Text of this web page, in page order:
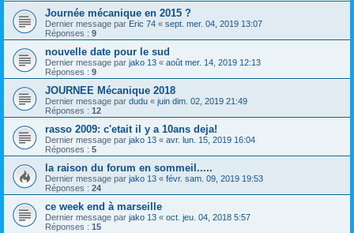
Journée mécanique en 2015 ?
Dernier message par Eric 74 « sept. mer. 04, 2019 13:07
Réponses : 9
nouvelle date pour le sud
Dernier message par jako 13 « août mer. 14, 2019 12:13
Réponses : 9
JOURNEE Mécanique 2018
Dernier message par dudu « juin dim. 02, 2019 21:49
Réponses : 12
rasso 2009: c'etait il y a 10ans deja!
Dernier message par jako 13 « avr. lun. 15, 2019 16:04
Réponses : 5
la raison du forum en sommeil.....
Dernier message par jako 13 « févr. sam. 09, 2019 19:53
Réponses : 24
ce week end à marseille
Dernier message par jako 13 « oct. jeu. 04, 2018 5:57
Réponses : 15